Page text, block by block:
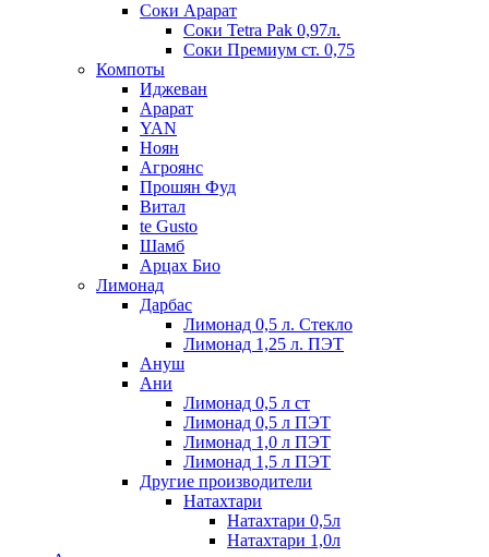
Соки Арарат
Соки Tetra Pak 0,97л.
Соки Премиум ст. 0,75
Компоты
Иджеван
Арарат
YAN
Ноян
Агроянс
Прошян Фуд
Витал
te Gusto
Шамб
Арцах Био
Лимонад
Дарбас
Лимонад 0,5 л. Стекло
Лимонад 1,25 л. ПЭТ
Ануш
Ани
Лимонад 0,5 л ст
Лимонад 0,5 л ПЭТ
Лимонад 1,0 л ПЭТ
Лимонад 1,5 л ПЭТ
Другие производители
Натахтари
Натахтари 0,5л
Натахтари 1,0л